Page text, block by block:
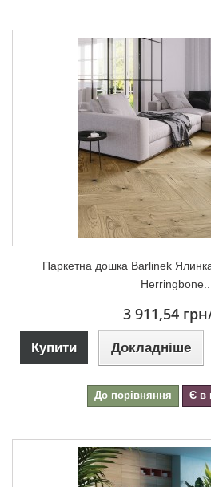
Паркетна дошка Barlinek
Herringbone...
3 911,54 грн
Купити Докладніше
До порівняння Є в